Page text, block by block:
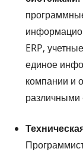
ERP,
единое
компании и
различными